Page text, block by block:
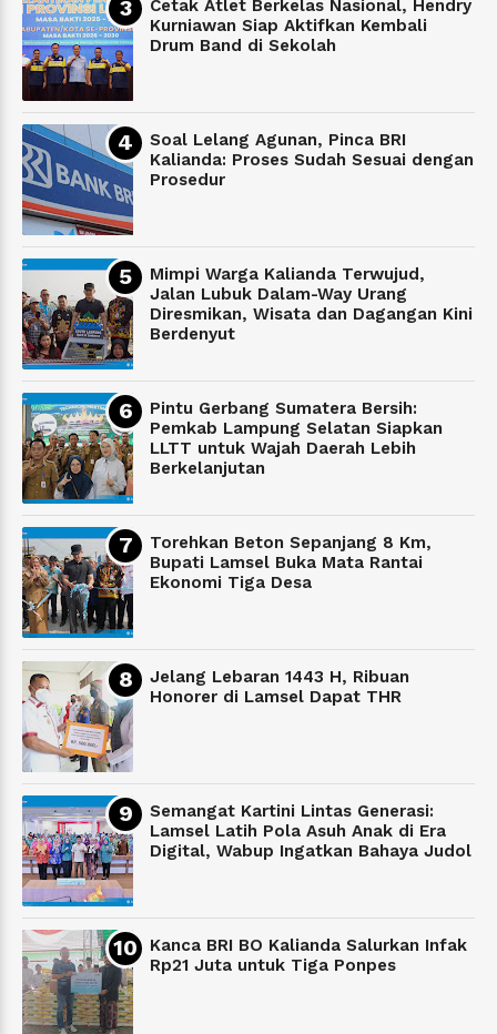
Cetak Atlet Berkelas Nasional, Hendry
Kurniawan Siap Aktifkan Kembali
Drum Band di Sekolah
Soal Lelang Agunan, Pinca BRI
Kalianda: Proses Sudah Sesuai dengan
Prosedur
Mimpi Warga Kalianda Terwujud,
Jalan Lubuk Dalam-Way Urang
Diresmikan, Wisata dan Dagangan Kini
Berdenyut
Pintu Gerbang Sumatera Bersih:
Pemkab Lampung Selatan Siapkan
LLTT untuk Wajah Daerah Lebih
Berkelanjutan
Torehkan Beton Sepanjang 8 Km,
Bupati Lamsel Buka Mata Rantai
Ekonomi Tiga Desa
Jelang Lebaran 1443 H, Ribuan
Honorer di Lamsel Dapat THR
Semangat Kartini Lintas Generasi:
Lamsel Latih Pola Asuh Anak di Era
Digital, Wabup Ingatkan Bahaya Judol
Kanca BRI BO Kalianda Salurkan Infak
Rp21 Juta untuk Tiga Ponpes